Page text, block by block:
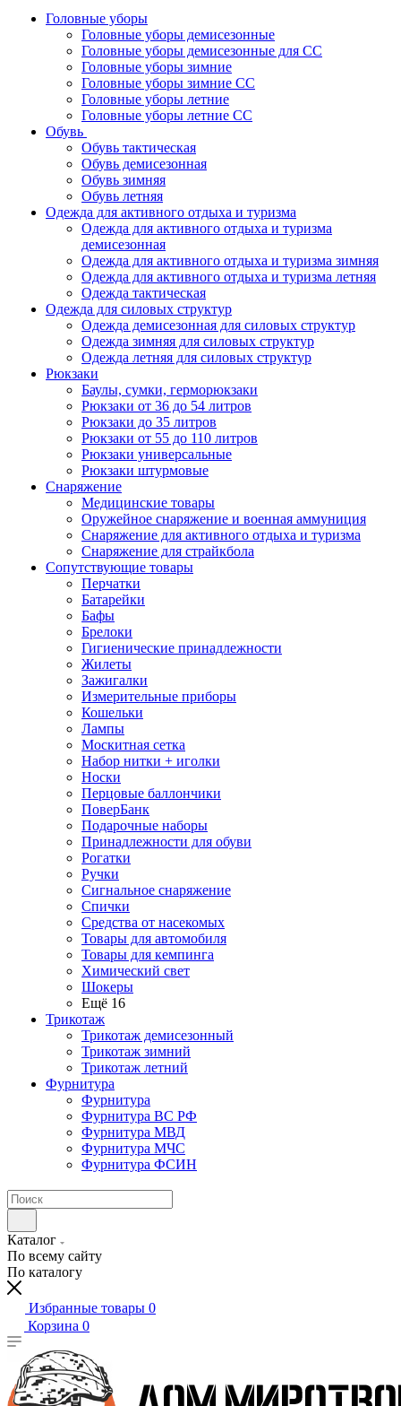
Головные уборы
Головные уборы демисезонные
Головные уборы демисезонные для СС
Головные уборы зимние
Головные уборы зимние СС
Головные уборы летние
Головные уборы летние СС
Обувь
Обувь тактическая
Обувь демисезонная
Обувь зимняя
Обувь летняя
Одежда для активного отдыха и туризма
Одежда для активного отдыха и туризма
демисезонная
Одежда для активного отдыха и туризма зимняя
Одежда для активного отдыха и туризма летняя
Одежда тактическая
Одежда для силовых структур
Одежда демисезонная для силовых структур
Одежда зимняя для силовых структур
Одежда летняя для силовых структур
Рюкзаки
Баулы, сумки, герморюкзаки
Рюкзаки от 36 до 54 литров
Рюкзаки до 35 литров
Рюкзаки от 55 до 110 литров
Рюкзаки универсальные
Рюкзаки штурмовые
Снаряжение
Медицинские товары
Оружейное снаряжение и военная аммуниция
Снаряжение для активного отдыха и туризма
Снаряжение для страйкбола
Сопутствующие товары
Перчатки
Батарейки
Бафы
Брелоки
Гигиенические принадлежности
Жилеты
Зажигалки
Измерительные приборы
Кошельки
Лампы
Москитная сетка
Набор нитки + иголки
Носки
Перцовые баллончики
ПоверБанк
Подарочные наборы
Принадлежности для обуви
Рогатки
Ручки
Сигнальное снаряжение
Спички
Средства от насекомых
Товары для автомобиля
Товары для кемпинга
Химический свет
Шокеры
Ещё 16
Трикотаж
Трикотаж демисезонный
Трикотаж зимний
Трикотаж летний
Фурнитура
Фурнитура
Фурнитура ВС РФ
Фурнитура МВД
Фурнитура МЧС
Фурнитура ФСИН
Каталог
По всему сайту
По каталогу
Избранные товары 0
Корзина 0